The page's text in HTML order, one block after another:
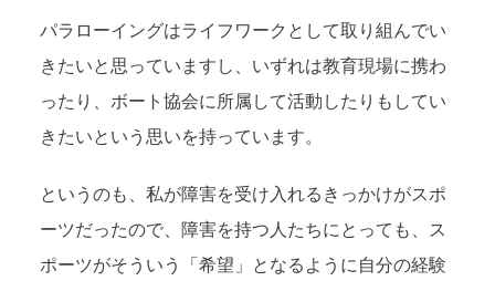
パラローイングはライフワークとして取り組んでい
きたいと思っていますし、いずれは教育現場に携わ
ったり、ボート協会に所属して活動したりもしてい
きたいという思いを持っています。
というのも、私が障害を受け入れるきっかけがスポ
ーツだったので、障害を持つ人たちにとっても、ス
ポーツがそういう「希望」となるように自分の経験